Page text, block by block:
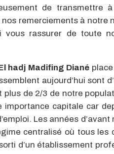
de transmettre
remerciements à notre
vous rassurer de toute
hadj Madifing Diané
aujourd’hui sont
de 2/3 de notre
importance capitale car
Les années
centralisé où tous les
d’un établissement